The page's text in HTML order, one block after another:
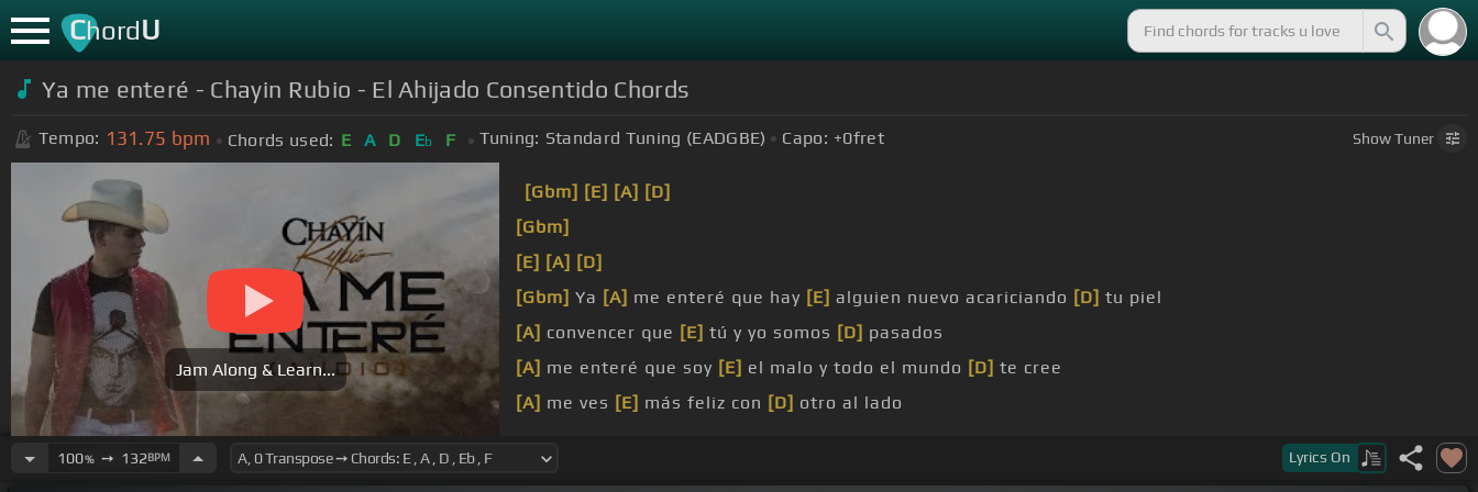
ChordU
Ya me enteré - Chayin Rubio - El Ahijado Consentido Chords
Tempo: 131.75 bpm Chords used: E A D Eb F Tuning: Standard Tuning (EADGBE) Capo: +0fret ShowTuner
Jam Along & Learn...
[Gbm] [E] [A] [D]
[Gbm]
[E] [A] [D]
[Gbm] Ya [A] me enteré que hay [E] alguien nuevo acariciando [D] tu piel
[A] convencer que [E] tú y yo somos [D] pasados
[A] me enteré que soy [E] el malo y todo el mundo [D] te cree
[A] me ves [E] más feliz con [D] otro al lado
100%➙ 132BPM Lyrics On